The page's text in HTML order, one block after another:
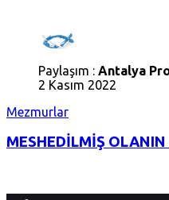
Paylaşım : Antalya
2 Kasım 2022
Mezmurlar
MESHEDİLMİŞ